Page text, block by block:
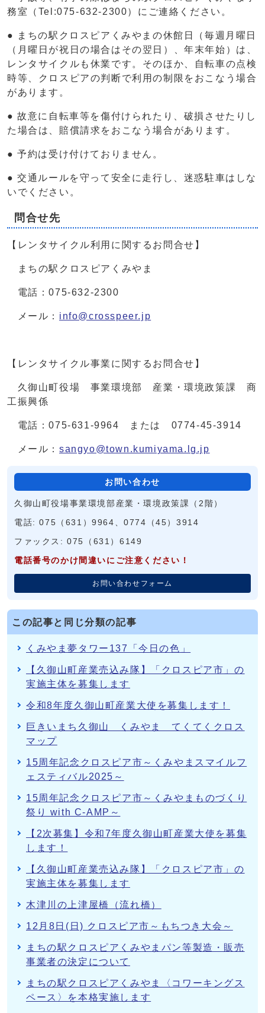
務室（Tel:075-632-2300）にご連絡ください。
● まちの駅クロスピアくみやまの休館日（毎週月曜日
（月曜日が祝日の場合はその翌日）、年末年始）は、
レンタサイクルも休業です。そのほか、自転車の点検
時等、クロスピアの判断で利用の制限をおこなう場合
があります。
● 故意に自転車等を傷付けられたり、破損させたりし
た場合は、賠償請求をおこなう場合があります。
● 予約は受け付けておりません。
● 交通ルールを守って安全に走行し、迷惑駐車はしな
いでください。
問合せ先
【レンタサイクル利用に関するお問合せ】
まちの駅クロスピアくみやま
電話：075-632-2300
メール： info@crosspeer.jp
【レンタサイクル事業に関するお問合せ】
久御山町役場 事業環境部 産業・環境政策課 商
工振興係
電話：075-631-9964 または 0774-45-3914
メール： sangyo@town.kumiyama.lg.jp
お問い合わせ
久御山町役場事業環境部産業・環境政策課（2階）
電話: 075（631）9964、0774（45）3914
ファックス: 075（631）6149
電話番号のかけ間違いにご注意ください！
お問い合わせフォーム
この記事と同じ分類の記事
くみやま夢タワー137「今日の色」
【久御山町産業売込み隊】「クロスピア市」の
実施主体を募集します
令和8年度久御山町産業大使を募集します！
巨きいまち久御山 くみやま てくてくクロス
マップ
15周年記念クロスピア市～くみやまスマイルフ
ェスティバル2025～
15周年記念クロスピア市～くみやまものづくり
祭り with C-AMP～
【2次募集】令和7年度久御山町産業大使を募集
します！
【久御山町産業売込み隊】「クロスピア市」の
実施主体を募集します
木津川の上津屋橋（流れ橋）
12月8日(日) クロスピア市～もちつき大会～
まちの駅クロスピアくみやまパン等製造・販売
事業者の決定について
まちの駅クロスピアくみやま〈コワーキングス
ペース〉を本格実施します